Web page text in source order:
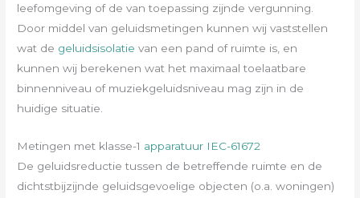
leefomgeving of de van toepassing zijnde vergunning.
Door middel van geluidsmetingen kunnen wij vaststellen
wat de geluidsisolatie van een pand of ruimte is, en
kunnen wij berekenen wat het maximaal toelaatbare
binnenniveau of muziekgeluidsniveau mag zijn in de
huidige situatie.
Metingen met klasse-1 apparatuur IEC-61672
De geluidsreductie tussen de betreffende ruimte en de
dichtstbijzijnde geluidsgevoelige objecten (o.a. woningen)